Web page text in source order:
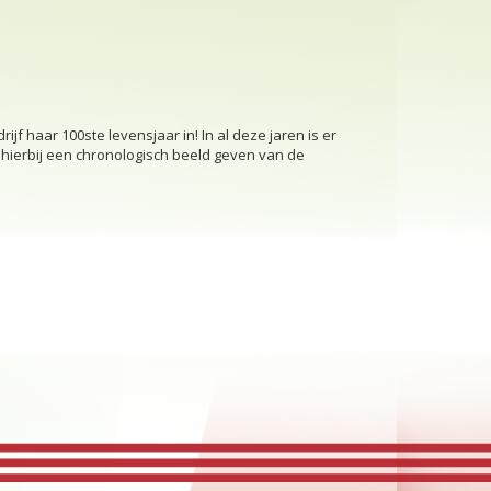
haar 100ste levensjaar in! In al deze jaren is er
een chronologisch beeld geven van de